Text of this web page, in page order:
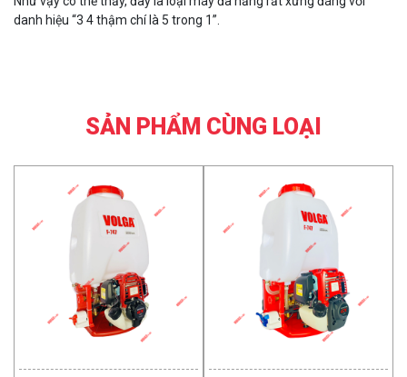
danh hiệu “3 4 thậm chí là 5 trong 1”.
SẢN PHẨM CÙNG LOẠI